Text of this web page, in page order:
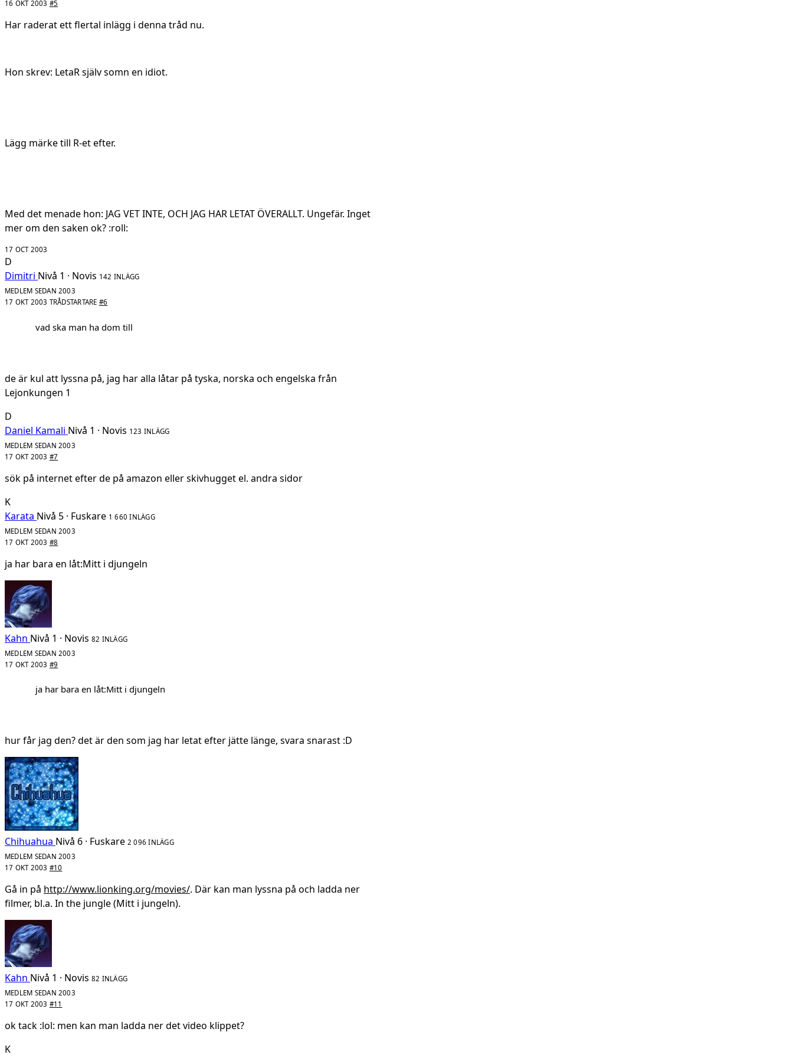
16 OKT 2003 #5
Har raderat ett flertal inlägg i denna tråd nu.
Hon skrev: LetaR själv somn en idiot.
Lägg märke till R-et efter.
Med det menade hon: JAG VET INTE, OCH JAG HAR LETAT ÖVERALLT. Ungefär. Inget
mer om den saken ok? :roll:
17 OCT 2003
D
Dimitri Nivå 1 · Novis 142 INLÄGG
MEDLEM SEDAN 2003
17 OKT 2003 TRÅDSTARTARE #6
vad ska man ha dom till
de är kul att lyssna på, jag har alla låtar på tyska, norska och engelska från
Lejonkungen 1
D
Daniel Kamali Nivå 1 · Novis 123 INLÄGG
MEDLEM SEDAN 2003
17 OKT 2003 #7
sök på internet efter de på amazon eller skivhugget el. andra sidor
K
Karata Nivå 5 · Fuskare 1 660 INLÄGG
MEDLEM SEDAN 2003
17 OKT 2003 #8
ja har bara en låt:Mitt i djungeln
Kahn Nivå 1 · Novis 82 INLÄGG
MEDLEM SEDAN 2003
17 OKT 2003 #9
ja har bara en låt:Mitt i djungeln
hur får jag den? det är den som jag har letat efter jätte länge, svara snarast :D
Chihuahua Nivå 6 · Fuskare 2 096 INLÄGG
MEDLEM SEDAN 2003
17 OKT 2003 #10
Gå in på http://www.lionking.org/movies/. Där kan man lyssna på och ladda ner
filmer, bl.a. In the jungle (Mitt i jungeln).
Kahn Nivå 1 · Novis 82 INLÄGG
MEDLEM SEDAN 2003
17 OKT 2003 #11
ok tack :lol: men kan man ladda ner det video klippet?
K